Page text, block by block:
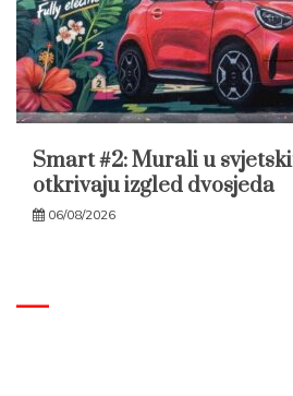
Smart #2: Murali u
otkrivaju izgled dvosjeda
06/08/2026